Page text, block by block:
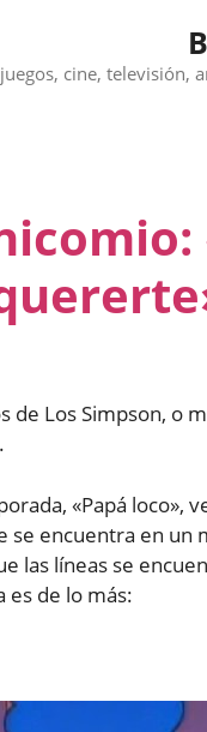
cine,
Los Simpson, o
«Papá loco»,
se encuentra en
las líneas se
es de lo más: